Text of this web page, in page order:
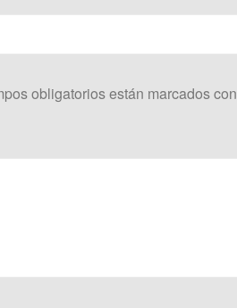
obligatorios están marcados con